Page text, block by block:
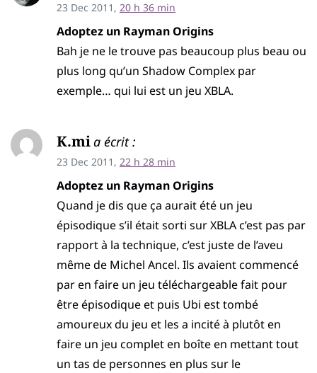
23 Dec 2011, 20 h 36 min
Adoptez un Rayman Origins
Bah je ne le trouve pas beaucoup plus beau ou
plus long qu’un Shadow Complex par
exemple… qui lui est un jeu XBLA.
K.mia écrit :
23 Dec 2011, 22 h 28 min
Adoptez un Rayman Origins
Quand je dis que ça aurait été un jeu
épisodique s’il était sorti sur XBLA c’est pas par
rapport à la technique, c’est juste de l’aveu
même de Michel Ancel. Ils avaient commencé
par en faire un jeu téléchargeable fait pour
être épisodique et puis Ubi est tombé
amoureux du jeu et les a incité à plutôt en
faire un jeu complet en boîte en mettant tout
un tas de personnes en plus sur le